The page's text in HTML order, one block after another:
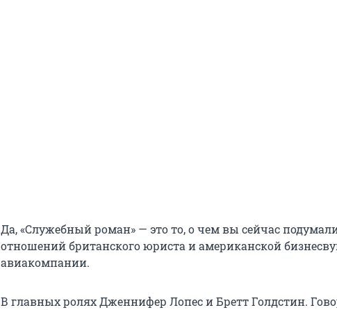
Да, «Служебный роман» — это то, о чем вы сейчас
отношений британского юриста и американской
авиакомпании.
В главных ролях Дженнифер Лопес и Бретт Голдстин.